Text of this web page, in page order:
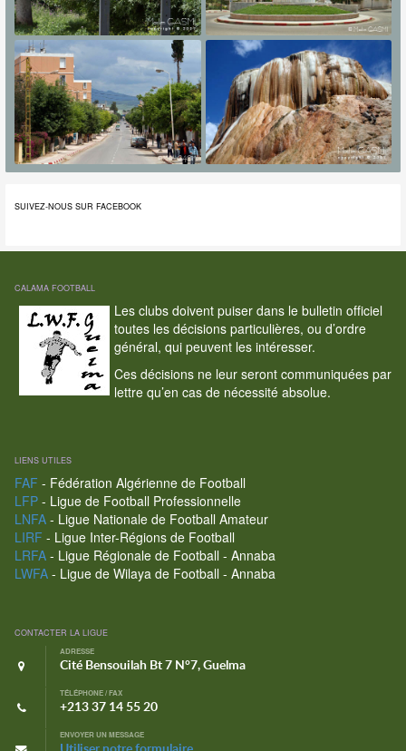
SUIVEZ-NOUS SUR FACEBOOK
CALAMA FOOTBALL
Les clubs doivent puiser dans le bulletin officiel
toutes les décisions particulières, ou d’ordre
général, qui peuvent les intéresser.
Ces décisions ne leur seront communiquées par
lettre qu’en cas de nécessité absolue.
LIENS UTILES
FAF - Fédération Algérienne de Football
LFP- Ligue de Football Professionnelle
LNFA- Ligue Nationale de Football Amateur
LIRF - Ligue Inter-Régions de Football
LRFA- Ligue Régionale de Football - Annaba
LWFA- Ligue de Wilaya de Football - Annaba
CONTACTER LA LIGUE
ADRESSE
Cité Bensouilah Bt 7 N°7, Guelma
TÉLÉPHONE / FAX
+213 37 14 55 20
ENVOYER UN MESSAGE